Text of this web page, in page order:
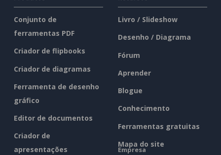
Conjunto de
ferramentas PDF
Criador de flipbooks
Criador de diagramas
Ferramenta de desenho
gráfico
Editor de documentos
Criador de
apresentações
Livro / Slideshow
Desenho / Diagrama
Fórum
Aprender
Blogue
Conhecimento
Ferramentas gratuitas
Mapa do site
Empresa